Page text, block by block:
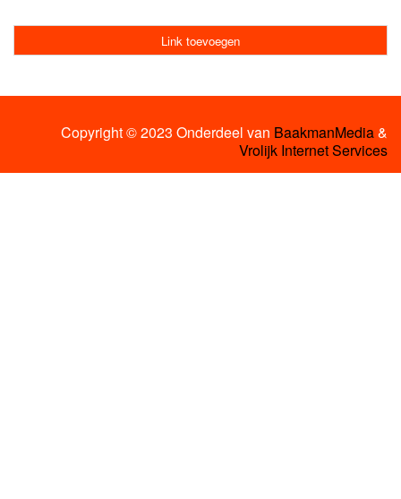
Link toevoegen
Copyright © 2023 Onderdeel van BaakmanMedia&
Vrolijk Internet Services